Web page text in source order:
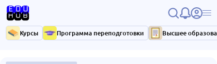
Курсы Программа переподготовки Высшее